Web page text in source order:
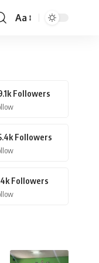
Aa
Followers
Followers
Followers